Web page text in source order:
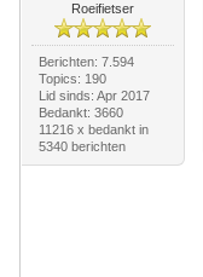
Roeifietser
Berichten: 7.594
Topics: 190
Lid sinds: Apr 2017
Bedankt: 3660
11216 x bedankt in
5340 berichten